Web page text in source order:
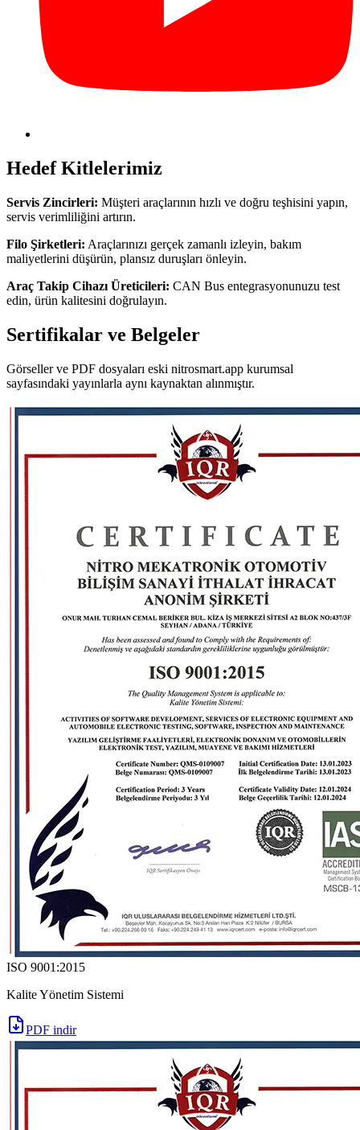
Hedef Kitlelerimiz
Servis Zincirleri: Müşteri araçlarının hızlı ve doğru teşhisini yapın,
servis verimliliğini artırın.
Filo Şirketleri: Araçlarınızı gerçek zamanlı izleyin, bakım
maliyetlerini düşürün, plansız duruşları önleyin.
Araç Takip Cihazı Üreticileri: CAN Bus entegrasyonunuzu test
edin, ürün kalitesini doğrulayın.
Sertifikalar ve Belgeler
Görseller ve PDF dosyaları eski nitrosmart.app kurumsal
sayfasındaki yayınlarla aynı kaynaktan alınmıştır.
ISO 9001:2015
Kalite Yönetim Sistemi
PDF indir